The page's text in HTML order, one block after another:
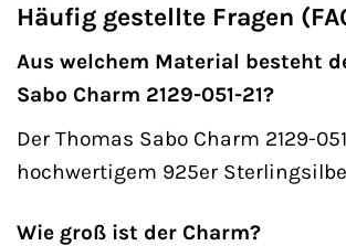
Häufig gestellte Fragen
Aus welchem Material besteht
Sabo Charm 2129-051-21?
Der Thomas Sabo Charm 2129-
hochwertigem 925er
Wie groß ist der Charm?